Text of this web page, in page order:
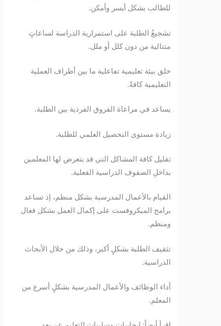
للطالب بشكل أيسر وأمكن.
تشجيعُ الطلبة على استمرارية الدراسة لساعاتٍ
متتالية من دون كلل أو ملل.
خلق بيئة تعليمية تفاعلية ما بين أطراف العملية
التعليمية كافةً.
يساعد في مراعاة الفروق الفردية بين الطلبة.
زيادة مستوى التحصيل العلمي للطلبة.
تقليل كافة المشاكل التي قد يتعرض لها المعلمين
بداخلِ الصفوف الدراسية الفعلية.
القيام بالأعمال المدرسية بشكل منظم، إذ تساعد
برامج الميكروفست على إكمال العمل بشكل فعال
ومنظم.
تثقيف الطلبة بشكلٍ أكبر، وذلك من خلال الأبحاث
الدراسية.
أداء الوظائف والأعمال المدرسية بشكلٍ أسرع من
المعلم.